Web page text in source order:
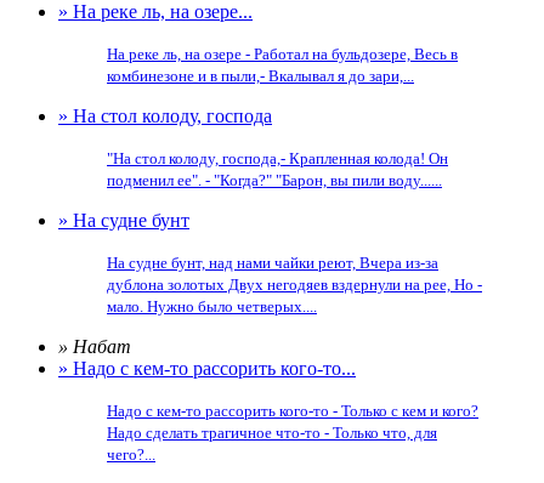
» На реке ль, на озере...
На реке ль, на озере - Работал на бульдозере, Весь в
комбинезоне и в пыли,- Вкалывал я до зари,...
» На стол колоду, господа
"На стол колоду, господа,- Крапленная колода! Он
подменил ее". - "Когда?" "Барон, вы пили воду......
» На судне бунт
На судне бунт, над нами чайки реют, Вчера из-за
дублона золотых Двух негодяев вздернули на рее, Но -
мало. Нужно было четверых....
» Набат
» Надо с кем-то рассорить кого-то...
Надо с кем-то рассорить кого-то - Только с кем и кого?
Надо сделать трагичное что-то - Только что, для
чего?...